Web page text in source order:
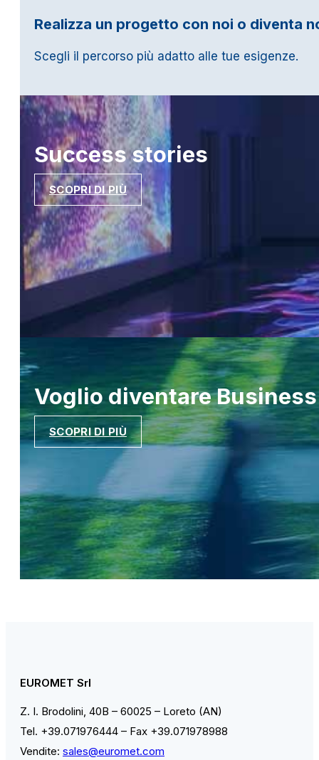
Realizza un progetto con noi o diventa
Scegli il percorso più adatto alle tue esigenze.
Successstories
SCOPRI DI PIÙ
Voglio diventare
SCOPRI DI PIÙ
EUROMET Srl
Z. I. Brodolini, 40B – 60025 – Loreto (AN)
Tel. +39.071976444 – Fax +39.071978988
Vendite: sales@euromet.com